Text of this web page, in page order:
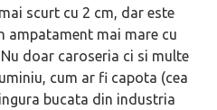
scurt cu 2 cm, dar este
ampatament mai mare cu
doar caroseria ci si multe
cum ar fi capota (cea
bucata din industria